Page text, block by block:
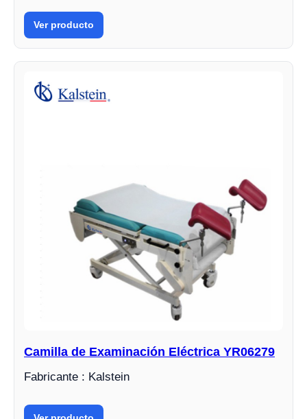
Ver producto
Camilla de Examinación Eléctrica YR06279
Fabricante : Kalstein